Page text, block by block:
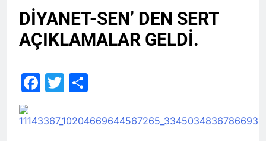
DİYANET-SEN’ DEN SERT
AÇIKLAMALAR GELDİ.
Facebook
Twitter